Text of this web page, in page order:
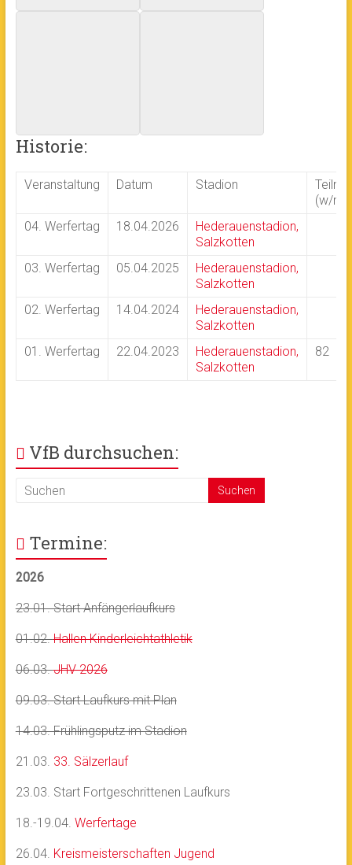
Historie:
Veranstaltung Datum Stadion
(w/m)
04. Werfertag
18.04.2026
Hederauenstadion,
Salzkotten
03. Werfertag
05.04.2025
Hederauenstadion,
Salzkotten
02. Werfertag
14.04.2024
Hederauenstadion,
Salzkotten
01. Werfertag
22.04.2023
Hederauenstadion,
Salzkotten
82
VfB durchsuchen:
Termine:
2026
23.01. Start Anfängerlaufkurs
01.02.Hallen Kinderleichtathletik
06.03.JHV 2026
09.03. Start Laufkurs mit Plan
14.03. Frühlingsputz im Stadion
21.03. 33. Sälzerlauf
23.03. Start Fortgeschrittenen Laufkurs
18.-19.04. Werfertage
26.04. Kreismeisterschaften Jugend